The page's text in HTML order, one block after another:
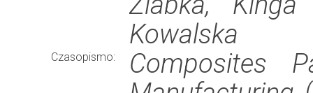
Kowalska
Czasopismo:
Composites